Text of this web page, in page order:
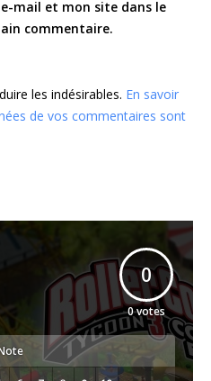
mail et mon site dans le
commentaire.
les indésirables. En savoir
de vos commentaires sont
0
0votes